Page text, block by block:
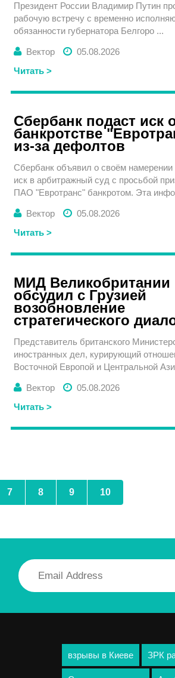
Президент России Владимир Путин
рабочую встречу с временно
обязанности губернатора Белгоро ...
Вектор
05.08.2026
Читать >
Сбербанк подаст иск
банкротстве
из-за дефолтов
Сбербанк объявил о своём намерении
иск в арбитражный суд с просьбой
ПАО "Евротранс" банкротом. Эта
Вектор
05.08.2026
Читать >
МИД Великобритании
обсудил с Грузией
возобновление
стратегического
Представитель британского
иностранных дел, курирующий
Восточной Европой и Центральной
Вектор
05.08.2026
Читать >
7 8 9 10
взрывы в Киеве ЗРК